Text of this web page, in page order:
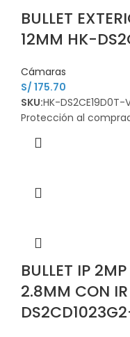
BULLET
12MM HK-
Cámaras
S/ 175.70
SKU:HK-
Protección al
BULLET IP
2.8MM CON